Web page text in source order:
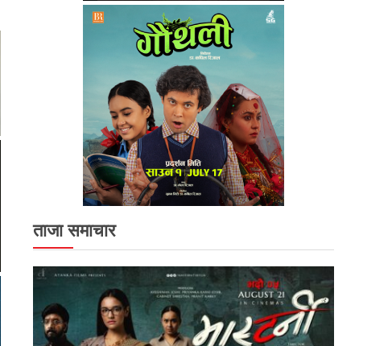
ताजा समाचार